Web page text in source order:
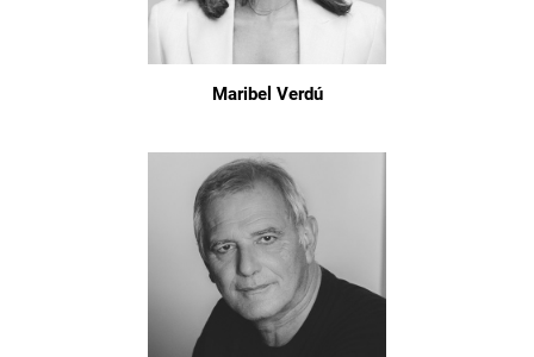
Maribel Verdú